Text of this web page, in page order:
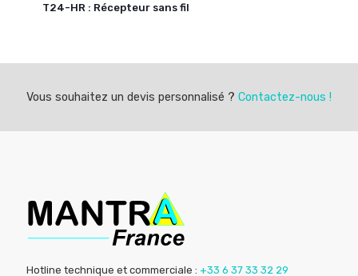
T24-HR : Récepteur sans fil
Vous souhaitez un devis personnalisé ? Contactez-nous !
Hotline technique et commerciale : +33 6 37 33 32 29